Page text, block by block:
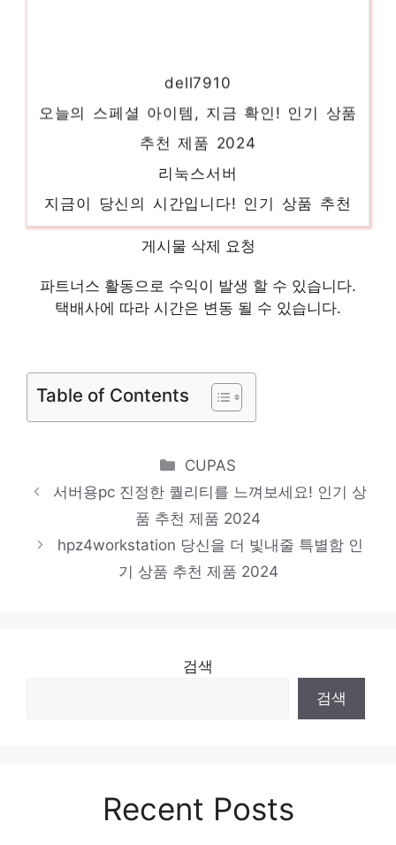
레노버p320
화려한 스타일, 지금 경험하세요! 인기 상품
추천 제품 2024
당신만을 위한 특별한 세트 인기 상품 추천
제품 2024
편안함을 찾는 당신을 위해 인기 상품 추천
제품 2024
dell7920
핫 아이템, 주목해주세요! 인기 상품 추천 제
품 2024
제품 2024
게시물 삭제 요청
파트너스 활동으로 수익이 발생 할 수 있습니다.
택배사에 따라 시간은 변동 될 수 있습니다.
Table of Contents
Categories
CUPAS
서버용pc 진정한 퀄리티를 느껴보세요! 인기 상
품 추천 제품 2024
hpz4workstation 당신을 더 빛내줄 특별함 인
기 상품 추천 제품 2024
검색
검색
Recent Posts